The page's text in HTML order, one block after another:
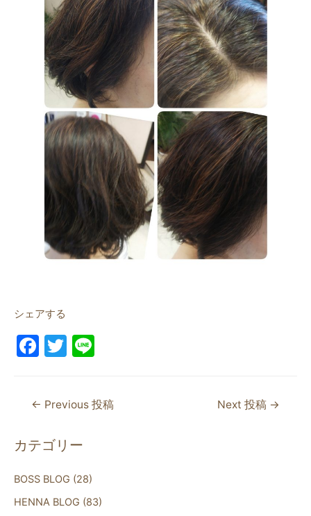
シェアする
F
e
b
o
o
k
T
er
← Previous 投稿 Next 投稿 →
カテゴリー
BOSS BLOG (28)
HENNA BLOG (83)